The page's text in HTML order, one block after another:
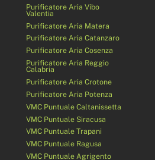
Purificatore Aria Vibo
Valentia
Purificatore Aria Matera
Purificatore Aria Catanzaro
Purificatore Aria Cosenza
Purificatore Aria Reggio
Calabria
Purificatore Aria Crotone
Purificatore Aria Potenza
VMC Puntuale Caltanissetta
VMC Puntuale Siracusa
VMC Puntuale Trapani
VMC Puntuale Ragusa
VMC Puntuale Agrigento